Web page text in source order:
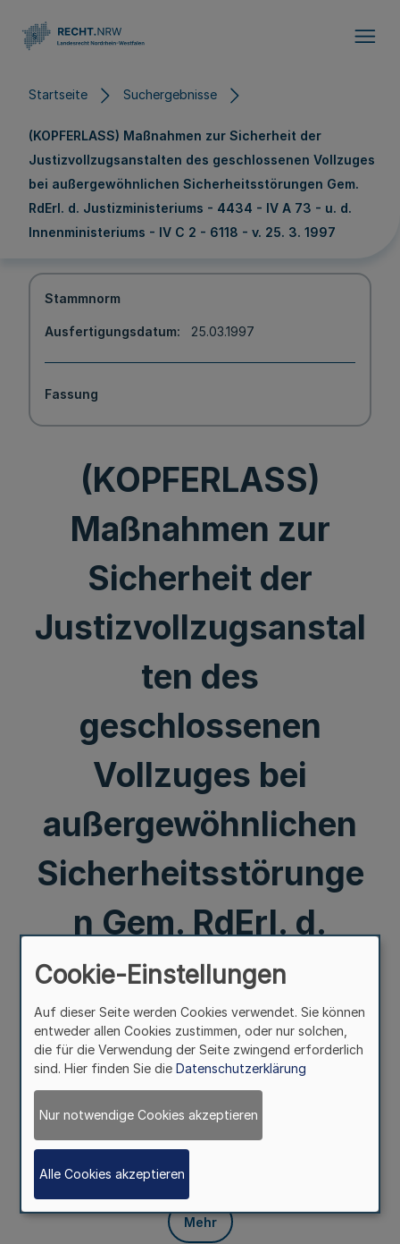
Startseite Suchergebnisse
(KOPFERLASS) Maßnahmen zur Sicherheit der
Justizvollzugsanstalten des geschlossenen Vollzuges
bei außergewöhnlichen Sicherheitsstörungen Gem.
RdErl. d. Justizministeriums - 4434 - IV A 73 - u. d.
Innenministeriums - IV C 2 - 6118 - v. 25. 3. 1997
Stammnorm
Ausfertigungsdatum 25.03.1997
Fassung
(KOPFERLASS)
Maßnahmen zur
Sicherheit der
Justizvollzugsanstal
ten des
geschlossenen
Vollzuges bei
außergewöhnlichen
Sicherheitsstörunge
n Gem. RdErl. d.
Justizministeriums -
4434 - IV A 73 - u. d.
Innenministeriums -
IV C 2 - 6118 - v. 25.
3. 1997
Mehr
Cookie-Einstellungen
Auf dieser Seite werden Cookies verwendet. Sie können
entweder allen Cookies zustimmen, oder nur solchen,
die für die Verwendung der Seite zwingend erforderlich
sind. Hier finden Sie die Datenschutzerklärung
Nur notwendige Cookies akzeptieren
Alle Cookies akzeptieren